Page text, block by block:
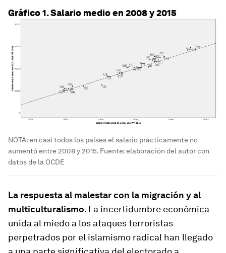
Gráfico 1. Salario medio en 2008 y 2015
NOTA: en casi todos los países el salario prácticamente no
aumentó entre 2008 y 2015. Fuente: elaboración del autor con
datos de la OCDE
La respuesta al malestar con la migración y al
multiculturalismo. La incertidumbre económica
unida al miedo a los ataques terroristas
perpetrados por el islamismo radical han llegado